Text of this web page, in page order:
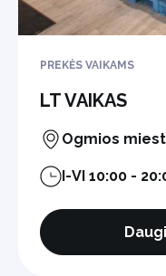
PREKĖS VAIKAMS
LT VAIKAS
Ogmios
I-VI 10:00 -